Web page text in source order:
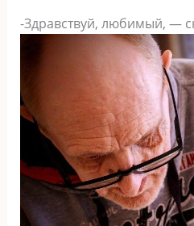
-Здравствуй, любимый, —